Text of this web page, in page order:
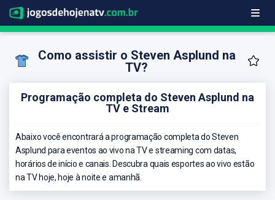
Como assistir o Steven Asplund na
TV?
Programação completa do Steven Asplund na
TV e Stream
Abaixo você encontrará a programação completa do Steven
Asplund para eventos ao vivo na TV e streaming com datas,
horários de início e canais. Descubra quais esportes ao vivo estão
na TV hoje, hoje à noite e amanhã.